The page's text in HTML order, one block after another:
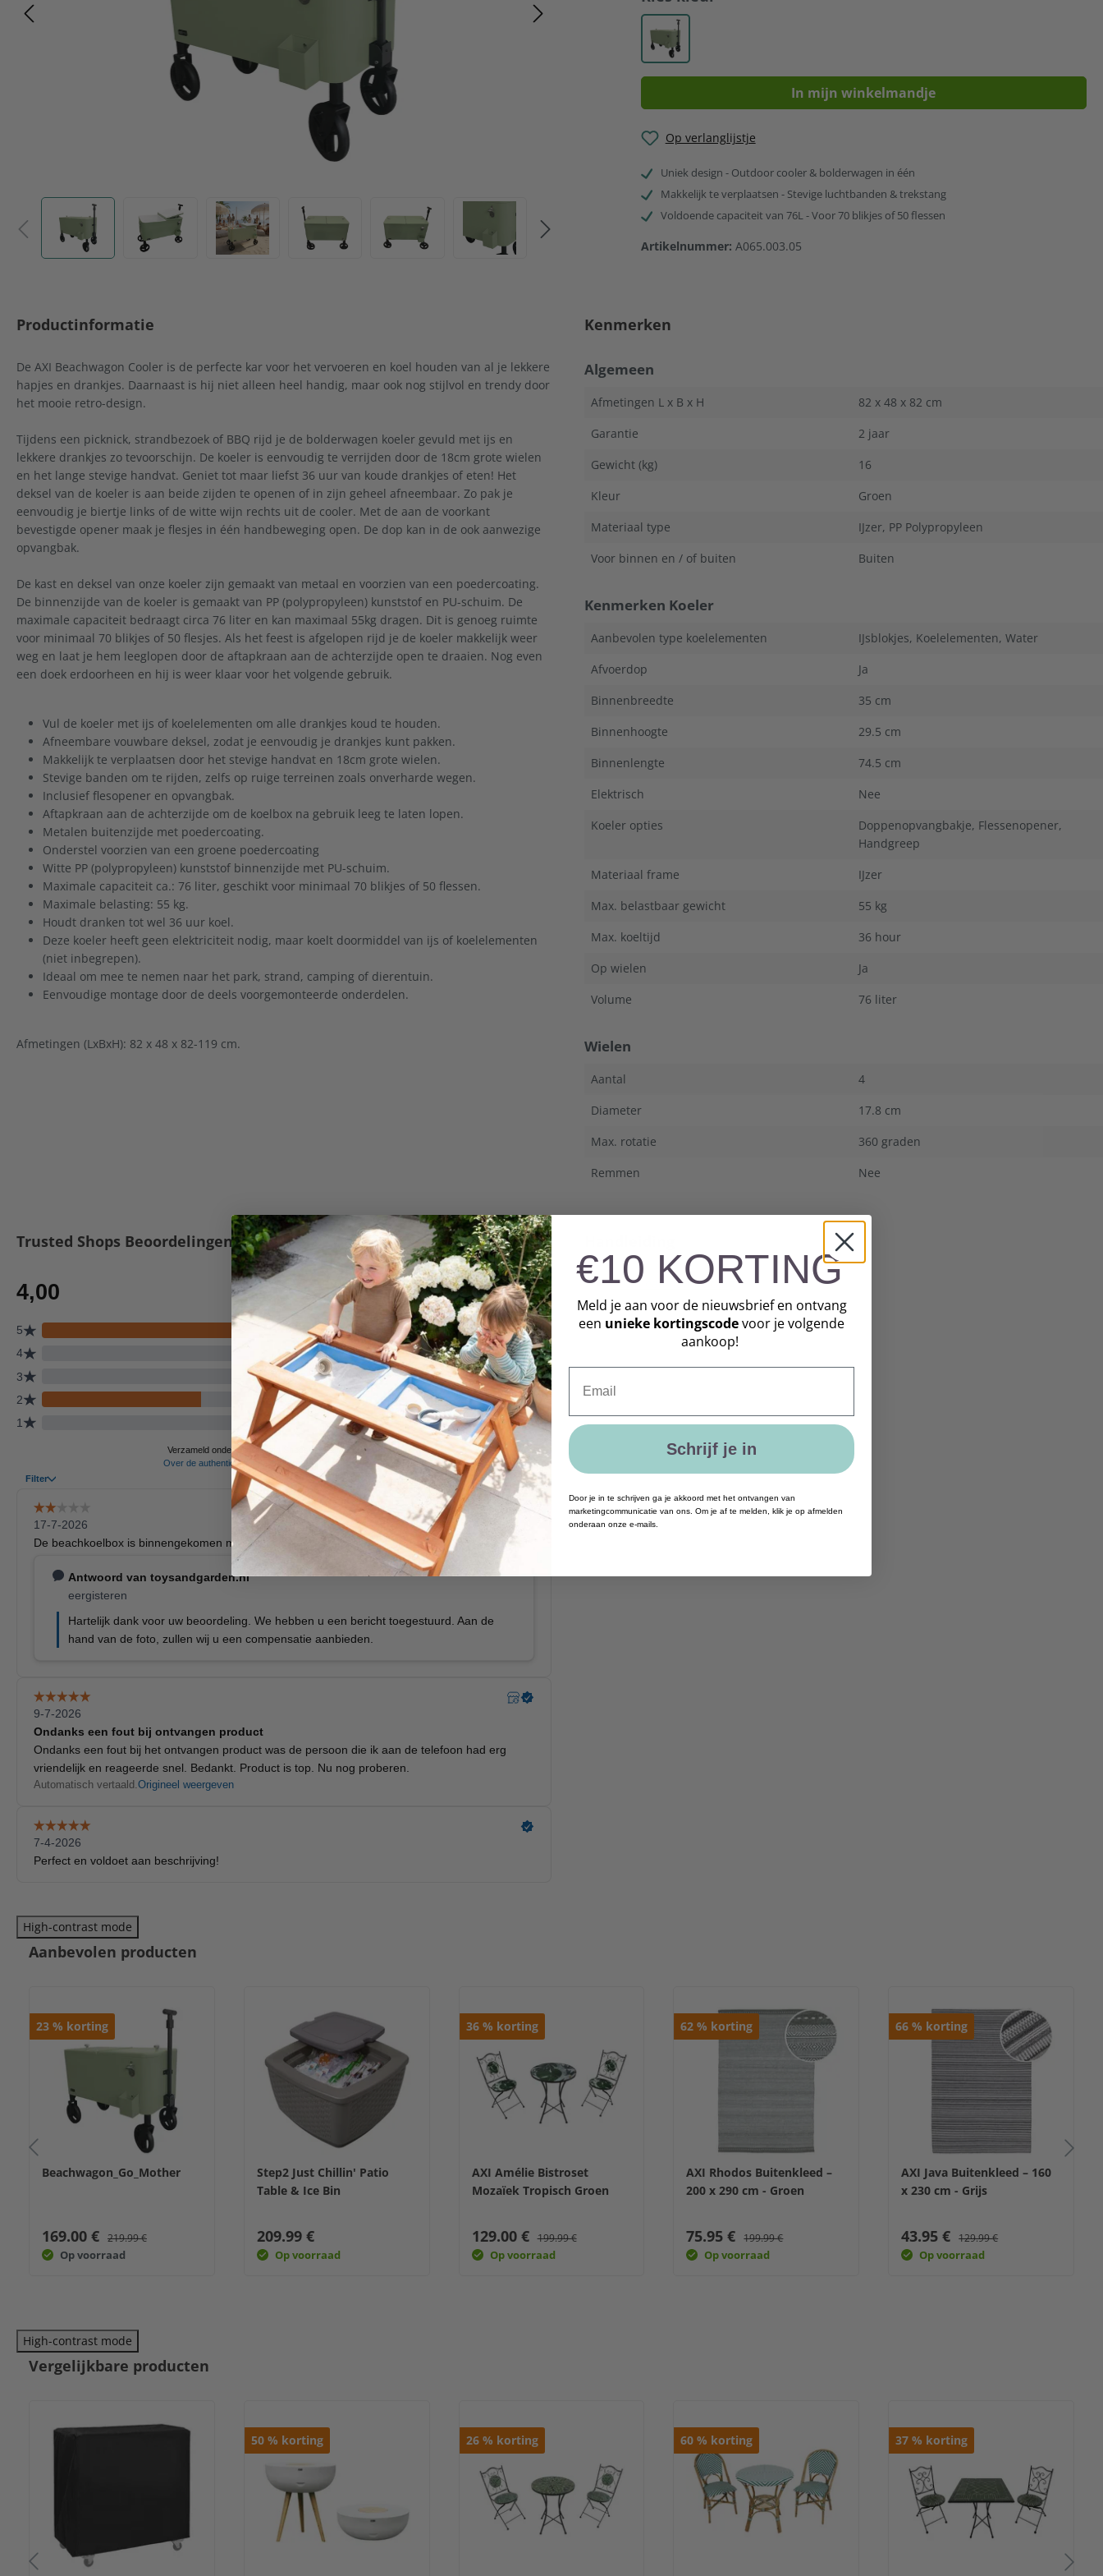
Groen
In mijn winkelmandje
Op verlanglijstje
Uniek design - Outdoor cooler & bolderwagen in één
Makkelijk te verplaatsen - Stevige luchtbanden & trekstang
Voldoende capaciteit van 76L - Voor 70 blikjes of 50 flessen
Artikelnummer: A065.003.05
Productinformatie
De AXI Beachwagon Cooler is de perfecte kar voor het vervoeren en koel houden van al je lekkere
hapjes en drankjes. Daarnaast is hij niet alleen heel handig, maar ook nog stijlvol en trendy door
het mooie retro-design.
Tijdens een picknick, strandbezoek of BBQ rijd je de bolderwagen koeler gevuld met ijs en
lekkere drankjes zo tevoorschijn. De koeler is eenvoudig te verrijden door de 18cm grote wielen
en het lange stevige handvat. Geniet tot maar liefst 36 uur van koude drankjes of eten! Het
deksel van de koeler is aan beide zijden te openen of in zijn geheel afneembaar. Zo pak je
eenvoudig je biertje links of de witte wijn rechts uit de cooler. Met de aan de voorkant
bevestigde opener maak je flesjes in één handbeweging open. De dop kan in de ook aanwezige
opvangbak.
De kast en deksel van onze koeler zijn gemaakt van metaal en voorzien van een poedercoating.
De binnenzijde van de koeler is gemaakt van PP (polypropyleen) kunststof en PU-schuim. De
maximale capaciteit bedraagt circa 76 liter en kan maximaal 55kg dragen. Dit is genoeg ruimte
voor minimaal 70 blikjes of 50 flesjes. Als het feest is afgelopen rijd je de koeler makkelijk weer
weg en laat je hem leeglopen door de aftapkraan aan de achterzijde open te draaien. Nog even
een doek erdoorheen en hij is weer klaar voor het volgende gebruik.
Vul de koeler met ijs of koelelementen om alle drankjes koud te houden.
Afneembare vouwbare deksel, zodat je eenvoudig je drankjes kunt pakken.
Makkelijk te verplaatsen door het stevige handvat en 18cm grote wielen.
Stevige banden om te rijden, zelfs op ruige terreinen zoals onverharde wegen.
Inclusief flesopener en opvangbak.
Aftapkraan aan de achterzijde om de koelbox na gebruik leeg te laten lopen.
Metalen buitenzijde met poedercoating.
Onderstel voorzien van een groene poedercoating
Witte PP (polypropyleen) kunststof binnenzijde met PU-schuim.
Maximale capaciteit ca.: 76 liter, geschikt voor minimaal 70 blikjes of 50 flessen.
Maximale belasting: 55 kg.
Houdt dranken tot wel 36 uur koel.
Deze koeler heeft geen elektriciteit nodig, maar koelt doormiddel van ijs of koelelementen
(niet inbegrepen).
Ideaal om mee te nemen naar het park, strand, camping of dierentuin.
Eenvoudige montage door de deels voorgemonteerde onderdelen.
Afmetingen (LxBxH): 82 x 48 x 82-119 cm.
Kenmerken
Algemeen
Afmetingen L x B x H
82 x 48 x 82 cm
Garantie
2 jaar
Gewicht (kg)
16
Kleur
Groen
Materiaal type
IJzer, PP Polypropyleen
Voor binnen en / of buiten
Buiten
Kenmerken Koeler
Aanbevolen type koelelementen IJsblokjes, Koelelementen, Water
Afvoerdop
Ja
Binnenbreedte
35 cm
Binnenhoogte
29.5 cm
Binnenlengte
74.5 cm
Elektrisch
Nee
Koeler opties
Doppenopvangbakje, Flessenopener,
Handgreep
Materiaal frame
IJzer
Max. belastbaar gewicht
55 kg
Max. koeltijd
36 hour
Op wielen
Ja
Volume
76 liter
Wielen
Aantal
4
Diameter
17.8 cm
Max. rotatie
360 graden
Remmen
Nee
Trusted Shops Beoordelingen
Download handleiding
High-contrast mode
Aanbevolen producten
23 % korting
Beachwagon_Go_Mother
169.00 € 219.99 €
Op voorraad
Step2 Just Chillin' Patio
Table & Ice Bin
209.99 €
Op voorraad
36 % korting
AXI Amélie Bistroset
Mozaïek Tropisch Groen
129.00 € 199.99 €
Op voorraad
62% korting
AXI Rhodos Buitenkleed –
200 x 290 cm - Groen
75.95 € 199.99 €
Op voorraad
66% korting
AXI Java Buitenkleed – 160
x 230 cm - Grijs
43.95 € 129.99 €
Op voorraad
High-contrast mode
Vergelijkbare producten
50 % korting 26 % korting 60% korting 37% korting
€10 KORTING
Meld je aan voor de nieuwsbrief en ontvang
een unieke kortingscodevoor je volgende
aankoop!
Schrijf je in
Door je in te schrijven ga je akkoord met het ontvangen van
marketingcommunicatie van ons. Om je af te melden, klik je op afmelden
onderaan onze e-mails.